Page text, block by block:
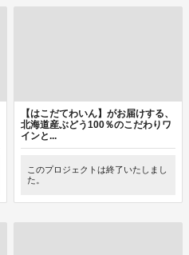
【はこだてわいん】がお届けする、
北海道産ぶどう100％のこだわりワ
インと...
このプロジェクトは終了いたしまし
た。